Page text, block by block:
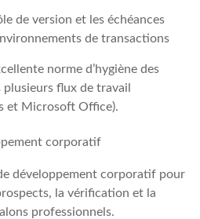
de version et les échéances
de transactions
norme d’hygiène des
flux de travail
et Microsoft Office).
corporatif
développement corporatif pour
la vérification et la
professionnels.